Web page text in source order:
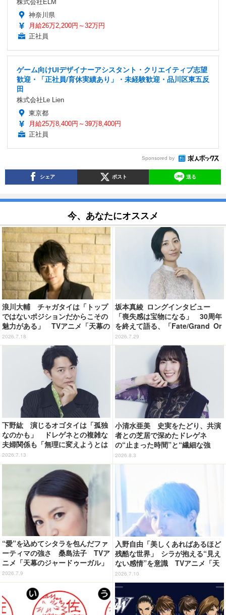
株式会社ELM
神奈川県
月給26万2,200円～32万円
正社員
ゲーム向けUIデザイナーアシスタント・クリエイティブ志望
歓迎・「正社員/育休実績あり」・未経験歓迎・品川区東五反
田
株式会社Le Lien
東京都
月給25万8,400円～39万8,400円
正社員
Sponsored by
シェア ポスト 送る
今、あなたにオススメ
浪川大輔 チャガタイは「トップ
ではないポジションだからこその
魅力がある」 TVアニメ「天幕の
ジャードゥーガル」インタビュー
（７）
2026.7.18
坂本真綾 ロングインタビュー
「喪失感は宝物になる」 30周年
を終えて語る、「Fate/Grand Or
der」11年の軌跡とベストアルバ
ム「余韻」
2026.7.29
下野紘 演じるオゴタイは「孤独
なのかも」 ドレゲネとの複雑な
夫婦関係も「無理に変えようとは
しない」TVアニメ「天幕のジャー
ドゥーガル」インタビュー（５）
2026.7.13
小清水亜美 史実をたどり、共演
者との芝居で深めたドレゲネ
の“止まった時間”と“繊細な強
さ” TVアニメ「天幕のジャード
ゥーガル」インタビュー（９）
2026.8.3
“愛”を込めてシタラを包んだファ
ーティマの強さ 桑島法子 TVア
ニメ「天幕のジャードゥーガル」
インタビュー
2026.7.9
入野自由「美しくあればあるほど
残酷な世界」 シラが抱える“見え
ない感情”を意識 TVアニメ「天
幕のジャードゥーガル」インタビ
ュー（４）
2026.7.10